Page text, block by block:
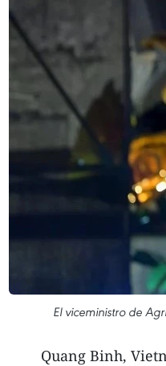
El viceministro de
Quang Binh,